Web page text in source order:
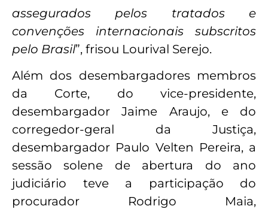
assegurados pelos tratados e
convenções internacionais subscritos
pelo Brasil”, frisou Lourival Serejo.
Além dos desembargadores membros
da Corte, do vice-presidente,
desembargador Jaime Araujo, e do
corregedor-geral da Justiça,
desembargador Paulo Velten Pereira, a
sessão solene de abertura do ano
judiciário teve a participação do
procurador Rodrigo Maia,